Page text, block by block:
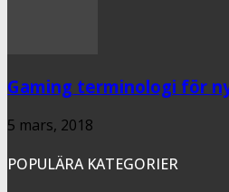
Gaming terminologi för
5 mars, 2018
POPULÄRA KATEGORIER